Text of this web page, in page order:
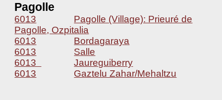
Pagolle
6013
Pagolle (Village): Prieuré de
Pagolle, Ozpitalia
6013
Bordagaraya
6013
Salle
6013
Jaureguiberry
6013
Gaztelu Zahar/Mehaltzu